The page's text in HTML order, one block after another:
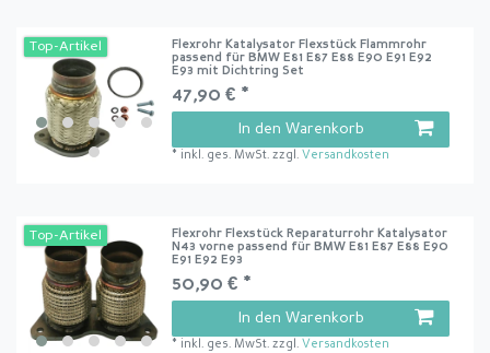
Top-Artikel
Flexrohr Katalysator Flexstück Flammrohr
passend für BMW E81 E87 E88 E90 E91 E92
E93 mit Dichtring Set
47,90 € *
In den Warenkorb
* inkl. ges. MwSt. zzgl. Versandkosten
Top-Artikel
Flexrohr Flexstück Reparaturrohr Katalysator
N43 vorne passend für BMW E81 E87 E88 E90
E91 E92 E93
50,90 € *
In den Warenkorb
* inkl. ges. MwSt. zzgl. Versandkosten